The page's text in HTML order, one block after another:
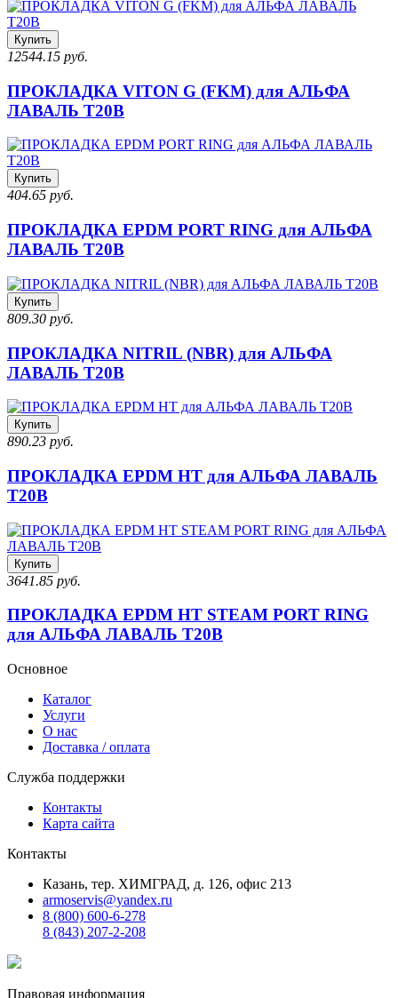
Купить
12544.15 руб.
ПРОКЛАДКА VITON G (FKM) для АЛЬФА
ЛАВАЛЬ T20B
Купить
404.65 руб.
ПРОКЛАДКА EPDM PORT RING для АЛЬФА
ЛАВАЛЬ T20B
Купить
809.30 руб.
ПРОКЛАДКА NITRIL (NBR) для АЛЬФА
ЛАВАЛЬ T20B
Купить
890.23 руб.
ПРОКЛАДКА EPDM HT для АЛЬФА ЛАВАЛЬ
T20B
Купить
3641.85 руб.
ПРОКЛАДКА EPDM HT STEAM PORT RING
для АЛЬФА ЛАВАЛЬ T20B
Основное
Каталог
Услуги
О нас
Доставка / оплата
Служба поддержки
Контакты
Карта сайта
Контакты
Казань, тер. ХИМГРАД, д. 126, офис 213
armoservis@yandex.ru
8 (800) 600-6-278
8 (843) 207-2-208
Правовая информация